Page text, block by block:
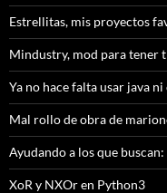
Estrellitas, mis proyectos
Mindustry, mod para tener
Ya no hace falta usar java
Mal rollo de obra de
Ayudando a los que
XoR y NXOr en Python3